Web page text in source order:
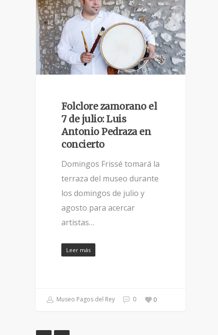
Folclore zamorano el
7 de julio: Luis
Antonio Pedraza en
concierto
Domingos Frissé tomará la
terraza del museo durante
los domingos de julio y
agosto para acercar
artistas…
Leer más
Museo Pagos del Rey 0 0